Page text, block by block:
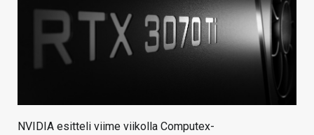
KAUPPA
VAIHDA TEEMA
HAKU
NVIDIA esitteli viime viikolla Computex-